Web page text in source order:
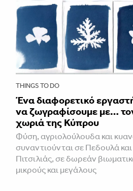
THINGS TO DO
Ένα διαφορετικό
να ζωγραφίσουμε με…
χωριά της Κύπρου
Φύση, αγριολούλουδα και
συναντιούνται σε Πεδουλά
Πιτσιλιάς, σε δωρεάν
μικρούς και μεγάλους